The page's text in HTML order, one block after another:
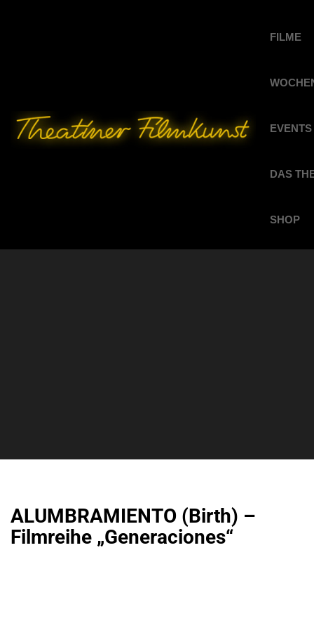
FILME
EVENTS
DAS
SHOP
ALUMBRAMIENTO (Birth) –
Filmreihe „Generaciones“